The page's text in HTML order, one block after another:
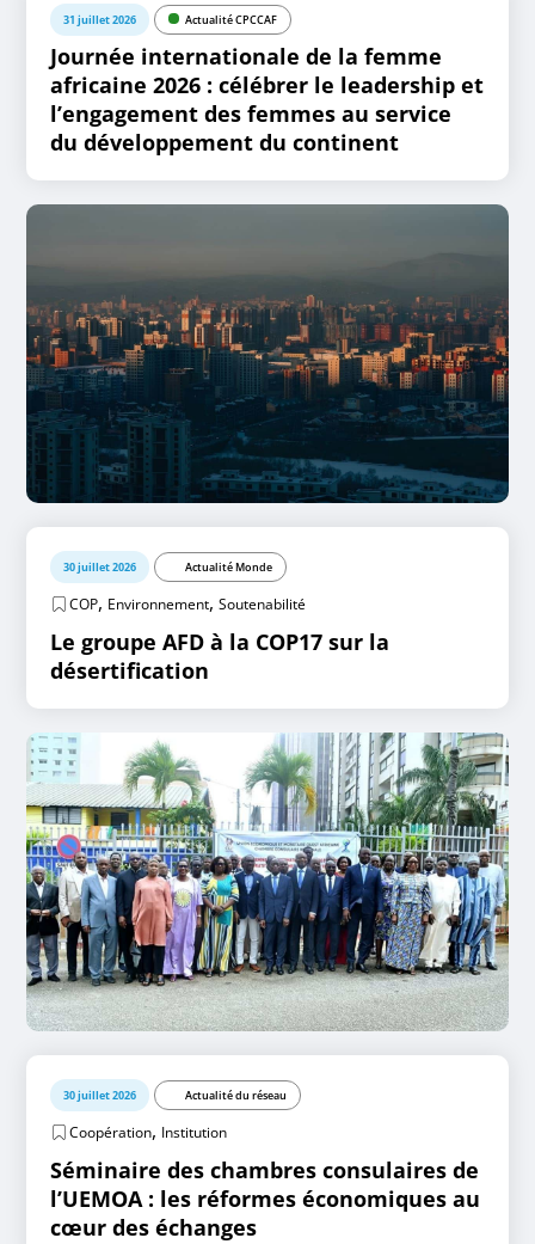
31 juillet 2026 Actualité CPCCAF
Journée internationale de la femme
africaine 2026 : célébrer le leadership et
l’engagement des femmes au service
du développement du continent
30 juillet 2026 Actualité Monde
COP, Environnement,Soutenabilité
Le groupe AFD à la COP17 sur la
désertification
30 juillet 2026 Actualité du réseau
Coopération, Institution
Séminaire des chambres consulaires de
l’UEMOA : les réformes économiques au
cœur des échanges